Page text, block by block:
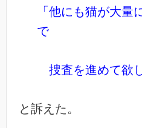
「他にも猫が大量
で
捜査を進めて欲
と訴えた。